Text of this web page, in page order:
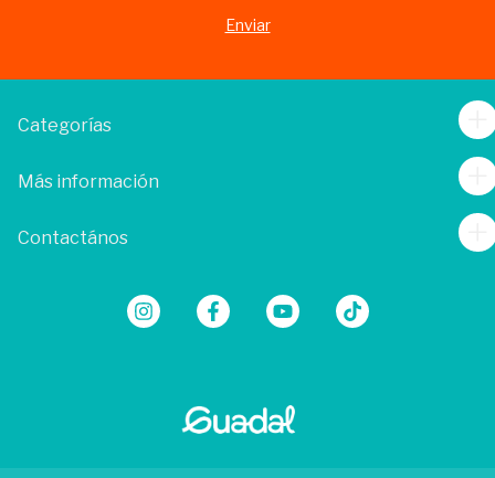
Categorías
Más información
Contactános